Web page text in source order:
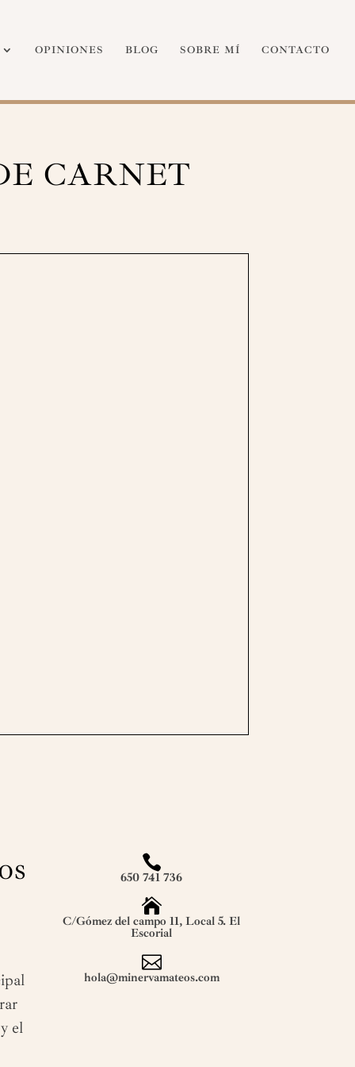
OPINIONES BLOG SOBRE MÍ CONTACTO
CARNET
el

650 741 736

C/Gómez del campo 11, Local 5. El
Escorial

hola@minervamateos.com